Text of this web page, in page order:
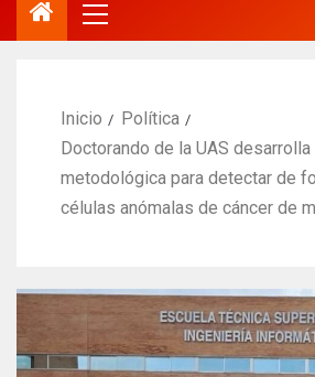
Inicio
Política
Doctorando de la UAS
metodológica para detectar de
células anómalas de cáncer de